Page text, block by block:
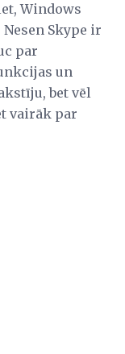
Windows
Skype ir
par
un
bet vēl
vairāk par